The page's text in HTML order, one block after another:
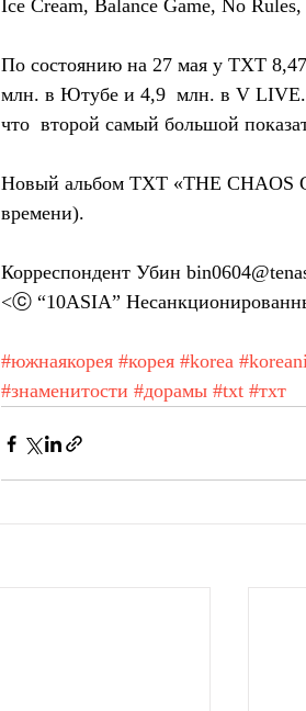
Ice Cream, Balance Game, No
По состоянию на 27 мая у TXT
млн. в Ютубе и 4,9  млн. в V LIVE.
что  второй самый большой
Новый альбом TXT «THE CHAOS
времени).
Корреспондент Убин
<ⓒ “10ASIA”
#южнаякорея #корея #korea
#знаменитости #дорамы #txt #тхт